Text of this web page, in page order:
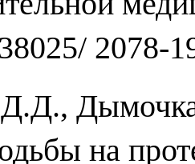
2078-
Д.Д.,
на